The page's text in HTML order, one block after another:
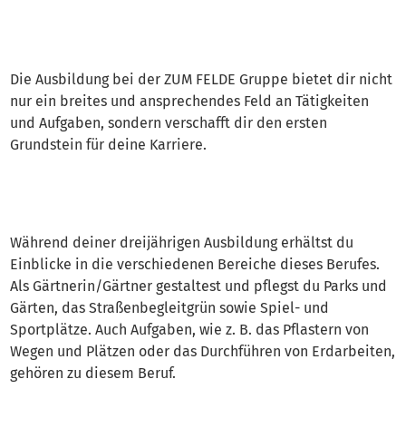
Die Ausbildung bei der ZUM FELDE Gruppe bietet dir nicht
nur ein breites und ansprechendes Feld an Tätigkeiten
und Aufgaben, sondern verschafft dir den ersten
Grundstein für deine Karriere.
Während deiner dreijährigen Ausbildung erhältst du
Einblicke in die verschiedenen Bereiche dieses Berufes.
Als Gärtnerin/Gärtner gestaltest und pflegst du Parks und
Gärten, das Straßenbegleitgrün sowie Spiel- und
Sportplätze. Auch Aufgaben, wie z. B. das Pflastern von
Wegen und Plätzen oder das Durchführen von Erdarbeiten,
gehören zu diesem Beruf.